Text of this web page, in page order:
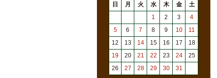
日 月 火 水 木 金
土
1
2 3
4
5
6 7 8 9 10
11
12
13 14 15 16 17
18
19
20 21 22 23 24
25
26
27 28 29 30 31